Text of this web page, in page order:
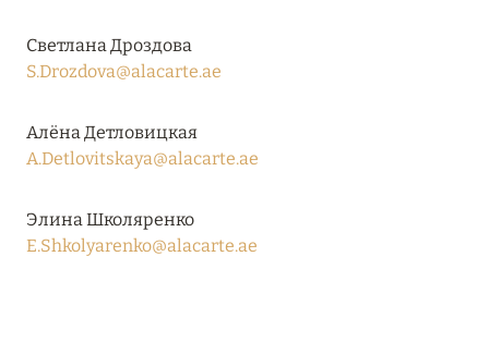
ВЫГОДНАЯ АРИФМЕТИКА ОТ ULTIMA GSTAAD
И ULTIMA COURCHEVEL
THE NAUTILUS MALDIVES: МАНТЫ, КИТОВЫЕ
АКУЛЫ И ПРЕДЛОЖЕНИЯ ОТ ОТЕЛЯ
Светлана Дроздова
S.Drozdova@alacarte.ae
Алёна Детловицкая
A.Detlovitskaya@alacarte.ae
Элина Школяренко
E.Shkolyarenko@alacarte.ae